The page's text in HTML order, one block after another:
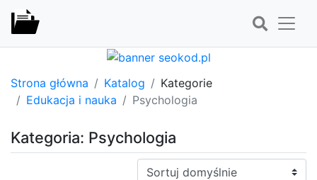
Strona główna Katalog
Kategorie
Edukacja i nauka
Psychologia
Kategoria: Psychologia
Sortuj: